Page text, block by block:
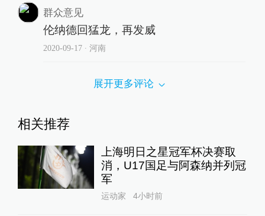
群众意见
伦纳德回猛龙，再发威
2020-09-17∙ 河南
展开更多评论
相关推荐
上海明日之星冠军杯决赛取
消，U17国足与阿森纳并列冠
军
运动家 4小时前